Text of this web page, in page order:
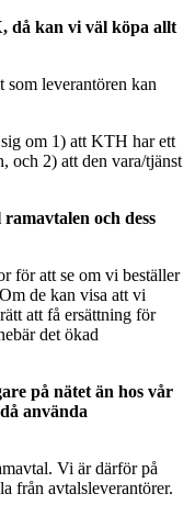
då kan vi väl köpa allt
som leverantören kan
om 1) att KTH har ett
och 2) att den vara/tjänst
och dess
för att se om vi beställer
de kan visa att vi
att få ersättning för
det ökad
på nätet än hos vår
använda
Vi är därför på
från avtalsleverantörer.